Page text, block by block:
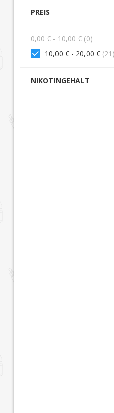
Kaugummi (2)
Kirsche
(7)
Kokosnuss(2)
PREIS
0,00 € - 10,00 € (0)
10,00 € - 20,00 € (21)
NIKOTINGEHALT